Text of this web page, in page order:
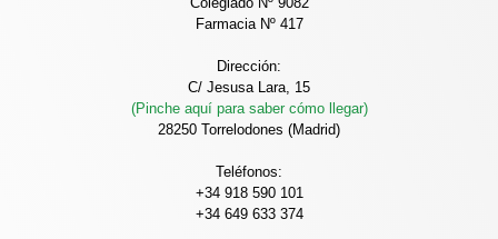
Farmacia Nº 417
Dirección:
C/ Jesusa Lara, 15
(Pinche aquí para saber cómo llegar)
28250 Torrelodones (Madrid)
Teléfonos:
+34 918 590 101
+34 649 633 374